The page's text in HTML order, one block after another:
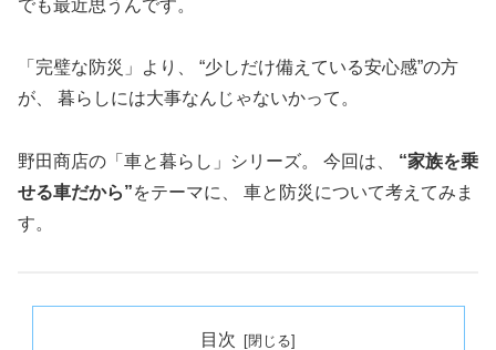
でも最近思うんです。
「完璧な防災」より、 “少しだけ備えている安心感”の方
が、 暮らしには大事なんじゃないかって。
野田商店の「車と暮らし」シリーズ。 今回は、 “家族を乗
せる車だから”をテーマに、 車と防災について考えてみま
す。
目次